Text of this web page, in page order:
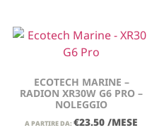
ECOTECH MARINE –
RADION XR30W G6 PRO –
NOLEGGIO
A PARTIRE DA: €23.50 /MESE